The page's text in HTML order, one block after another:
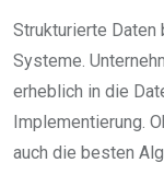
Strukturierte Daten
Systeme.
erheblich in die
Implementierung.
auch die besten